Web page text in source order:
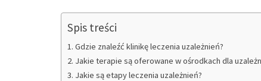
Spis treści
Gdzie znaleźć klinikę leczenia uzależnień?
Jakie terapie są oferowane w ośrodkach dla
Jakie są etapy leczenia uzależnień?